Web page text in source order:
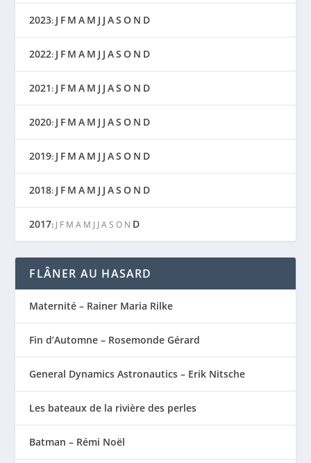
2023: J F M A M J J AS O N D
2022: J F M A M J J AS O N D
2021: J F M A M J J AS O N D
2020: J F M A M J J AS O N D
2019: J F M A M J J AS O N D
2018: J F M A M J J AS O N D
2017: J F M A M J J A S O N D
FLÂNER AU HASARD
Maternité – Rainer Maria Rilke
Fin d’Automne – Rosemonde Gérard
General Dynamics Astronautics – Erik Nitsche
Les bateaux de la rivière des perles
Batman – Rémi Noël